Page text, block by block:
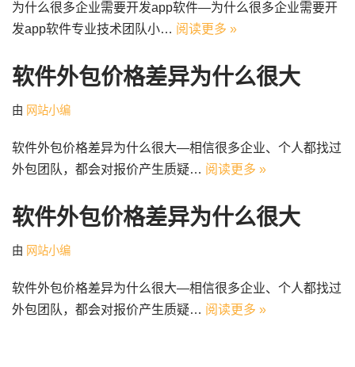
为什么很多企业需要开发app软件—为什么很多企业需要开
发app软件专业技术团队小… 阅读更多 »
软件外包价格差异为什么很大
由 网站小编
软件外包价格差异为什么很大—相信很多企业、个人都找过
外包团队，都会对报价产生质疑… 阅读更多 »
软件外包价格差异为什么很大
由 网站小编
软件外包价格差异为什么很大—相信很多企业、个人都找过
外包团队，都会对报价产生质疑… 阅读更多 »